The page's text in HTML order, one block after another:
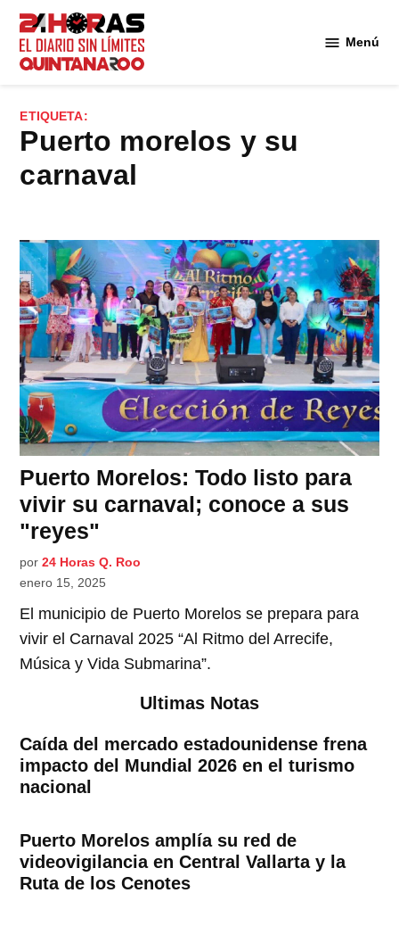
Saltar
contenido
Menú
ETIQUETA:
puerto morelos y su
carnaval
Puerto Morelos: Todo listo para
vivir su carnaval; conoce a sus
"reyes"
por 24 Horas Q. Roo
enero 15, 2025
El municipio de Puerto Morelos se prepara para
vivir el Carnaval 2025 “Al Ritmo del Arrecife,
Música y Vida Submarina”.
Ultimas Notas
Caída del mercado estadounidense frena
impacto del Mundial 2026 en el turismo
nacional
Puerto Morelos amplía su red de
videovigilancia en Central Vallarta y la
Ruta de los Cenotes